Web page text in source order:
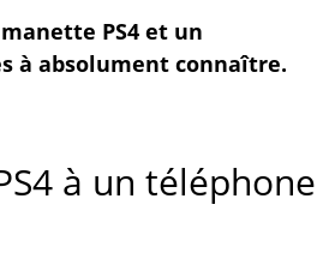
PS4 et un
à absolument connaître.
à un téléphone